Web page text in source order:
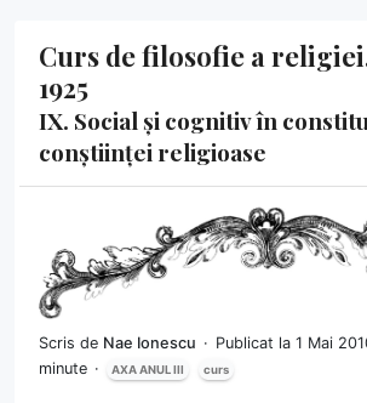
Curs de filosofie a
1925
IX. Social și cognitiv în
conștiinței religioase
Scris de Nae Ionescu Publicat la 1 Mai
minute
AXA ANUL III curs